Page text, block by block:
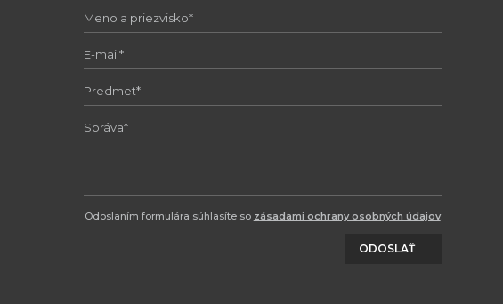
Odoslaním formulára súhlasíte so zásadami ochrany osobných údajov.
ODOSLAŤ